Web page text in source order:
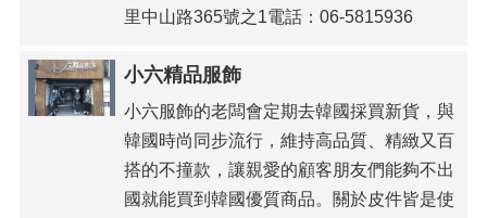
里中山路365號之1電話：06-5815936
小六精品服飾
小六服飾的老闆會定期去韓國採買新貨，與
韓國時尚同步流行，維持高品質、精緻又百
搭的不撞款，讓親愛的顧客朋友們能夠不出
國就能買到韓國優質商品。關於皮件皆是使